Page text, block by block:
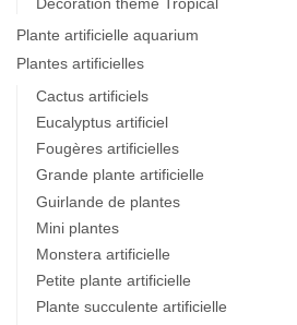
Plante artificielle aquarium
Plantes artificielles
Cactus artificiels
Eucalyptus artificiel
Fougères artificielles
Grande plante artificielle
Guirlande de plantes
Mini plantes
Monstera artificielle
Petite plante artificielle
Plante succulente artificielle